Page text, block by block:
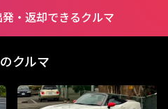
・返却できるクルマ
クルマ